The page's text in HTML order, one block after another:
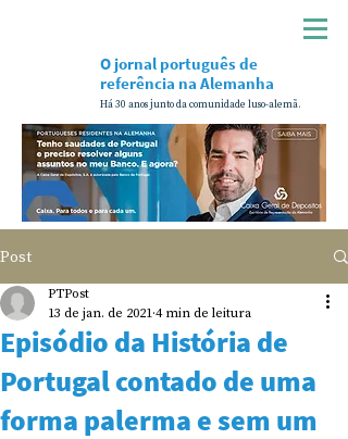
Há 30 anos junto da comunidade luso-alemã.
O jornal português de
referência na Alemanha
Post
Episódio da História de
Portugal contado de uma
forma palerma e sem um
PTPost
13 de jan. de 20214 min de leitura